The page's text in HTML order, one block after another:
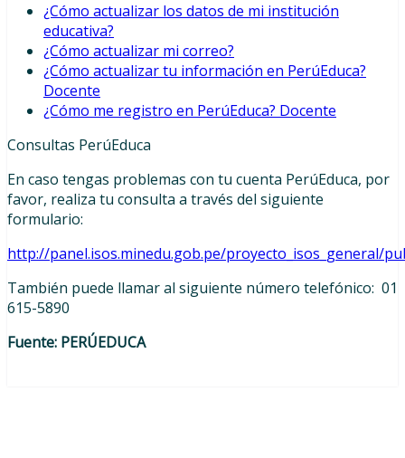
¿Cómo actualizar los datos de mi institución
educativa?
¿Cómo actualizar mi correo?
¿Cómo actualizar tu información en PerúEduca?
Docente
¿Cómo me registro en PerúEduca? Docente
Consultas PerúEduca
En caso tengas problemas con tu cuenta PerúEduca, por
favor, realiza tu consulta a través del siguiente
formulario:
http://panel.isos.minedu.gob.pe/proyecto_isos_general/
También puede llamar al siguiente número telefónico: 01
615-5890
Fuente: PERÚEDUCA